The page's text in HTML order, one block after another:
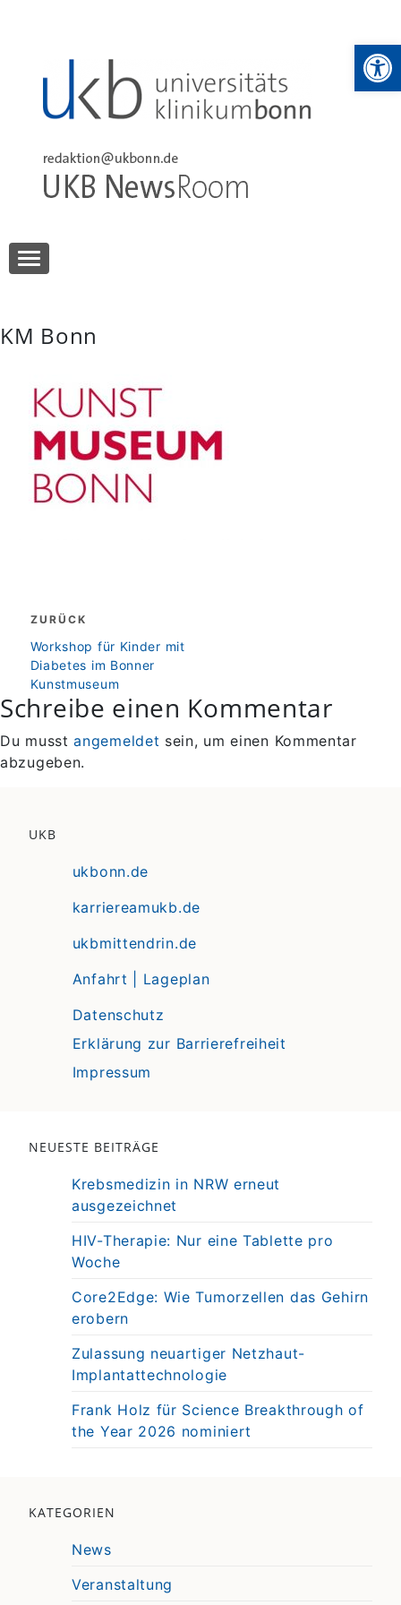
UKB NewsRoom
KM Bonn
Beitragsnavigation
ZURÜCK
zurück
Workshop für Kinder mit
Diabetes im Bonner
Kunstmuseum
Schreibe einen Kommentar
Du musstangemeldet sein, um einen Kommentar
abzugeben.
UKB
ukbonn.de
karriereamukb.de
ukbmittendrin.de
Anfahrt | Lageplan
Datenschutz
Erklärung zur Barrierefreiheit
Impressum
NEUESTE BEITRÄGE
Krebsmedizin in NRW erneut
ausgezeichnet
HIV-Therapie: Nur eine Tablette pro
Woche
Core2Edge: Wie Tumorzellen das Gehirn
erobern
Zulassung neuartiger Netzhaut-
Implantattechnologie
Frank Holz für Science Breakthrough of
the Year 2026 nominiert
KATEGORIEN
News
Veranstaltung